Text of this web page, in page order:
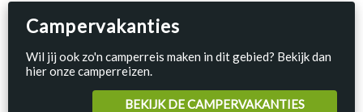
Campervakanties
Wil jij ook zo'n camperreis maken in dit gebied? Bekijk dan
hier onze camperreizen.
BEKIJK DE CAMPERVAKANTIES